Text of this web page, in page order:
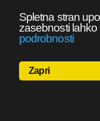
Spletna stran
zasebnosti lahko
podrobnosti
Zapri